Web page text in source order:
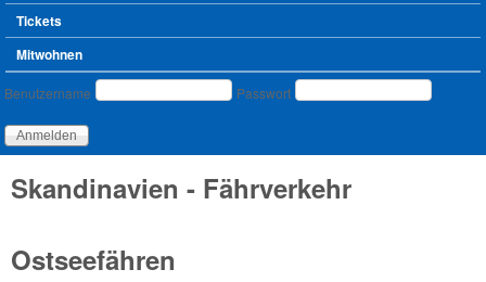
Tickets
Mitwohnen
Benutzeranmeldung
Benutzername Passwort
Skandinavien - Fährverkehr
Ostseefähren